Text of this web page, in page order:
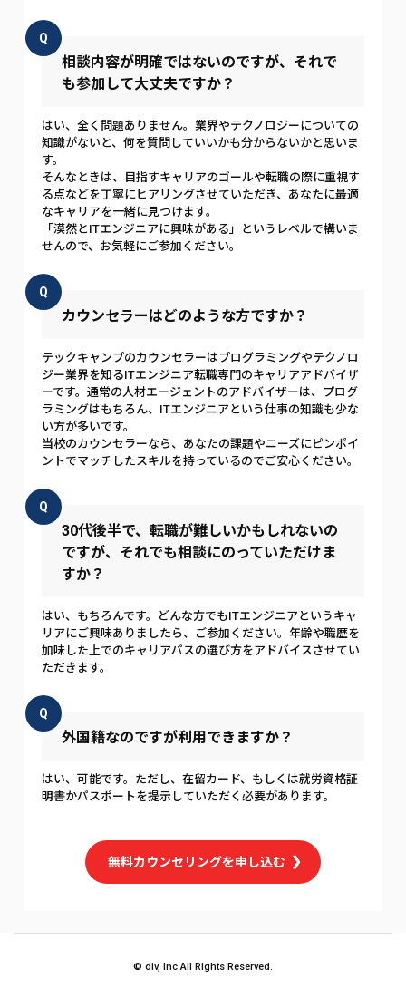
Q
相談内容が明確ではないのですが、それで
も参加して大丈夫ですか？
はい、全く問題ありません。業界やテクノロジーについての
知識がないと、何を質問していいかも分からないかと思いま
す。
そんなときは、目指すキャリアのゴールや転職の際に重視す
る点などを丁寧にヒアリングさせていただき、あなたに最適
なキャリアを一緒に見つけます。
「漠然とITエンジニアに興味がある」というレベルで構いま
せんので、お気軽にご参加ください。
Q
カウンセラーはどのような方ですか？
テックキャンプのカウンセラーはプログラミングやテクノロ
ジー業界を知るITエンジニア転職専門のキャリアアドバイザ
ーです。通常の人材エージェントのアドバイザーは、プログ
ラミングはもちろん、ITエンジニアという仕事の知識も少な
い方が多いです。
当校のカウンセラーなら、あなたの課題やニーズにピンポイ
ントでマッチしたスキルを持っているのでご安心ください。
Q
30代後半で、転職が難しいかもしれないの
ですが、それでも相談にのっていただけま
すか？
はい、もちろんです。どんな方でもITエンジニアというキャ
リアにご興味ありましたら、ご参加ください。年齢や職歴を
加味した上でのキャリアパスの選び方をアドバイスさせてい
ただきます。
Q
外国籍なのですが利用できますか？
はい、可能です。ただし、在留カード、もしくは就労資格証
明書かパスポートを提示していただく必要があります。
無料カウンセリングを申し込む
© div, Inc.All Rights Reserved.